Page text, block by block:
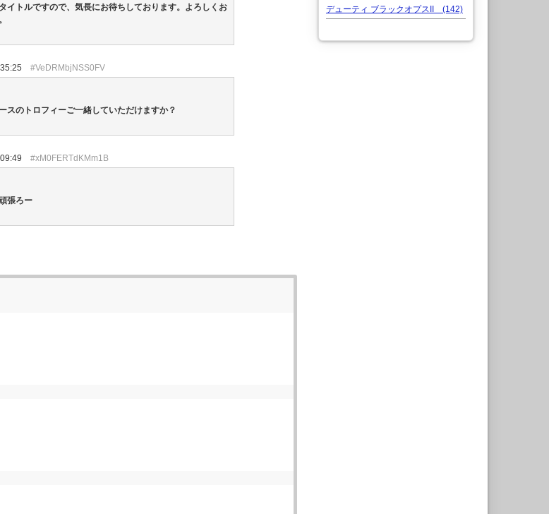
イトルですので、気長にお待ちしております。よろしくお
#VeDRMbjNSS0FV
スのトロフィーご一緒していただけますか？
#xM0FERTdKMm1B
張ろー
デューティ ブラックオプスII (142)